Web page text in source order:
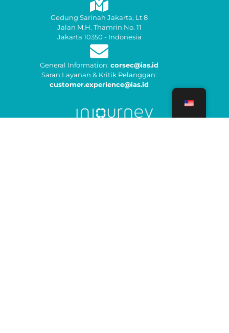
Gedung Sarinah Jakarta, Lt 8
Jalan M.H. Thamrin No. 11
Jakarta 10350 - Indonesia
General Information:corsec@ias.id
Saran Layanan & Kritik Pelanggan:
customer.experience@ias.id